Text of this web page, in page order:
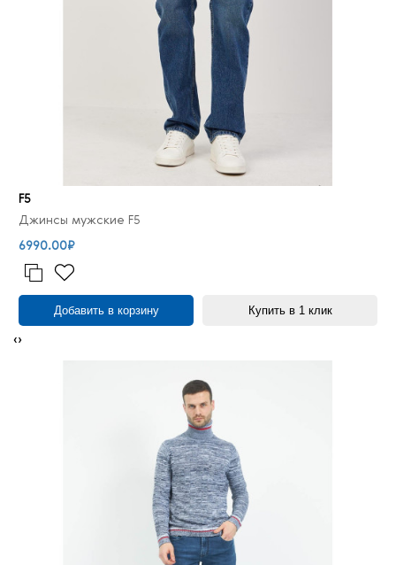
F5
Джинсы мужские F5
6990.00₽
Добавить в корзину Купить в 1 клик
‹›